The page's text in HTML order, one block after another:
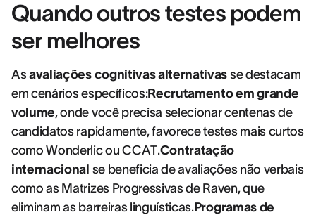
Quando outros testes podem
ser melhores
Asavaliações cognitivas alternativas se destacam
em cenários específicos:Recrutamento em grande
volume, onde você precisa selecionar centenas de
candidatos rapidamente, favorece testes mais curtos
como Wonderlic ou CCAT.Contratação
internacional se beneficia de avaliações não verbais
como as Matrizes Progressivas de Raven, que
eliminam as barreiras linguísticas.Programas de